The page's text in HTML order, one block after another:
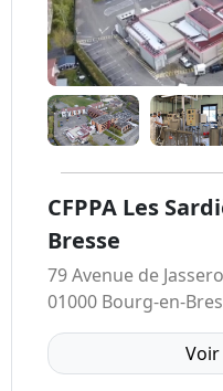
CFPPA Les
Bresse
79 Avenue de
01000 Bourg-en-
Voir